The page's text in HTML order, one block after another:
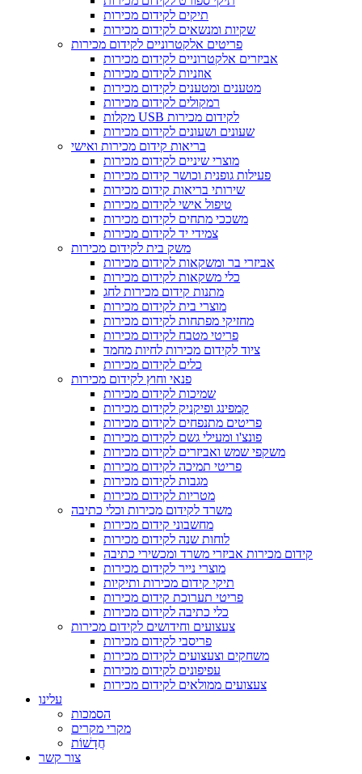
תיקים לקידום מכירות
שקיות ומנשאים לקידום מכירות
פריטים אלקטרוניים לקידום מכירות
אביזרים אלקטרוניים לקידום מכירות
אוזניות לקידום מכירות
מטענים ומטענים לקידום מכירות
רמקולים לקידום מכירות
מקלות USB לקידום מכירות
שעונים ושעונים לקידום מכירות
בריאות קידום מכירות ואישי
מוצרי שיניים לקידום מכירות
פעילות גופנית וכושר קידום מכירות
שירותי בריאות קידום מכירות
טיפול אישי לקידום מכירות
משככי מתחים לקידום מכירות
צמידי יד לקידום מכירות
משק בית לקידום מכירות
אביזרי בר ומשקאות לקידום מכירות
כלי משקאות לקידום מכירות
מתנות קידום מכירות לחג
מוצרי בית לקידום מכירות
מחזיקי מפתחות לקידום מכירות
פריטי מטבח לקידום מכירות
ציוד לקידום מכירות לחיות מחמד
כלים לקידום מכירות
פנאי וחוץ לקידום מכירות
שמיכות לקידום מכירות
קמפינג ופיקניק לקידום מכירות
פריטים מתנפחים לקידום מכירות
פונצ'ו ומעילי גשם לקידום מכירות
משקפי שמש ואביזרים לקידום מכירות
פריטי תמיכה לקידום מכירות
מגבות לקידום מכירות
מטריות לקידום מכירות
משרד לקידום מכירות וכלי כתיבה
מחשבוני קידום מכירות
לוחות שנה לקידום מכירות
קידום מכירות אביזרי משרד ומכשירי כתיבה
מוצרי נייר לקידום מכירות
תיקי קידום מכירות ותיקיות
פריטי תערוכת קידום מכירות
כלי כתיבה לקידום מכירות
צעצועים וחידושים לקידום מכירות
פריסבי לקידום מכירות
משחקים וצעצועים לקידום מכירות
עפיפונים לקידום מכירות
צעצועים ממולאים לקידום מכירות
עלינו
הסמכות
מקרי מקרים
חֲדָשׁוֹת
צור קשר